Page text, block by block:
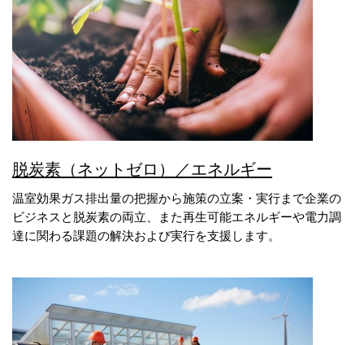
脱炭素（ネットゼロ）／エネルギー
温室効果ガス排出量の把握から施策の立案・実行まで企業の
ビジネスと脱炭素の両立、また再生可能エネルギーや電力調
達に関わる課題の解決および実行を支援します。